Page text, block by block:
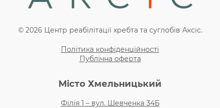
© 2026 Центр реабілітації хребта та суглобів Аксіс.
Політика конфіденційності
Публічна оферта
Місто Хмельницький
Філія 1 – вул. Шевченка 34Б